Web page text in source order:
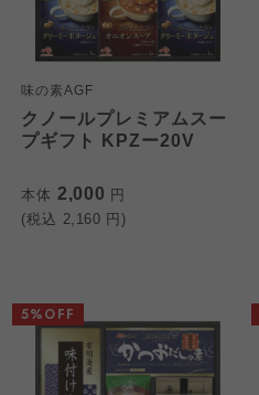
味の素AGF
クノールプレミアムスー
プギフト KPZー20V
本体 2,000 円
(税込 2,160 円)
5%OFF